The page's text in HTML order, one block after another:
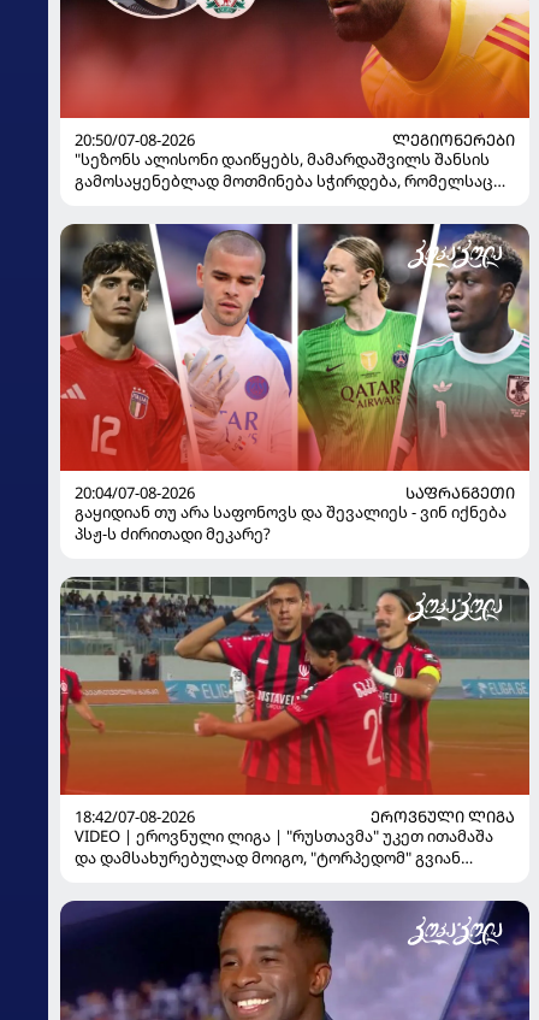
20:50/07-08-2026
ᲚᲔᲒᲘᲝᲜᲔᲠᲔᲑᲘ
"სეზონს ალისონი დაიწყებს, მამარდაშვილს შანსის
გამოსაყენებლად მოთმინება სჭირდება, რომელსაც
ყოფილმა მეკარემ
20:04/07-08-2026
ᲡᲐᲤᲠᲐᲜᲒᲔᲗᲘ
გაყიდიან თუ არა საფონოვს და შევალიეს - ვინ იქნება
პსჟ-ს ძირითადი მეკარე?
18:42/07-08-2026
ᲔᲠᲝᲕᲜᲣᲚᲘ ᲚᲘᲒᲐ
VIDEO | ეროვნული ლიგა | "რუსთავმა" უკეთ ითამაშა
და დამსახურებულად მოიგო, "ტორპედომ" გვიან